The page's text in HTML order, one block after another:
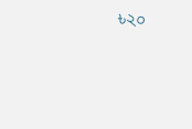
৳২০